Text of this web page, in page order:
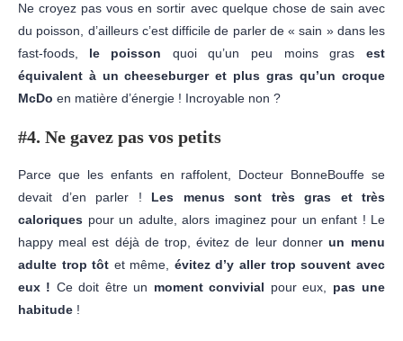
Ne croyez pas vous en sortir avec quelque chose de sain avec
du poisson, d’ailleurs c’est difficile de parler de « sain » dans les
fast-foods, le poisson quoi qu’un peu moins gras est
équivalent à un cheeseburger et plus gras qu’un croque
McDo en matière d’énergie ! Incroyable non ?
#4. Ne gavez pas vos petits
Parce que les enfants en raffolent, Docteur BonneBouffe se
devait d’en parler ! Les menus sont très gras et très
caloriques pour un adulte, alors imaginez pour un enfant ! Le
happy meal est déjà de trop, évitez de leur donner un menu
adulte trop tôt et même,
évitez d’y aller trop souvent avec
eux ! Ce doit être un moment convivial pour eux, pas une
habitude !